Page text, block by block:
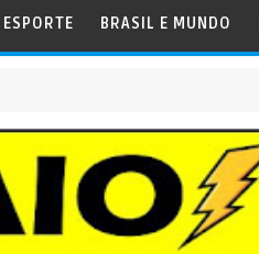
ESPORTE BRASIL E MUNDO